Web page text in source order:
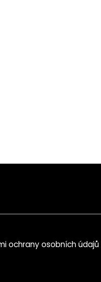
ochrany osobních údajů